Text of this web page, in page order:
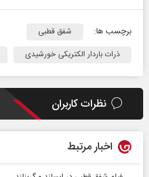
برچسب ها:
شفق قطبی
ذرات باردار الکتریکی خورشیدی
نظرات کاربران
اخبار مرتبط